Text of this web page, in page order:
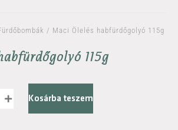
/ Maci Ölelés habfürdőgolyó 115g
115g
Kosárba teszem